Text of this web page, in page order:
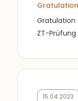
Gratulation
ZT-Prüfung
15.04.2023